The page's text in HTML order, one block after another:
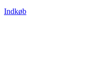
Indkøb